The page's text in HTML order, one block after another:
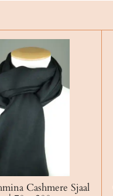
Cashmere Sjaal